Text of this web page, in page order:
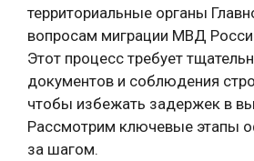
территориальные органы
вопросам миграции МВД
Этот процесс требует
документов и соблюдения
чтобы избежать задержек в
Рассмотрим ключевые этапы
за шагом.